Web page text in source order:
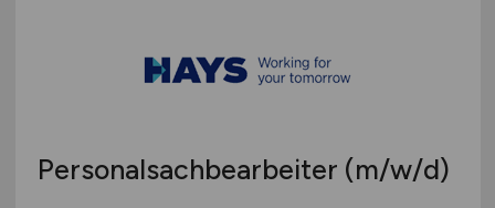
Personalsachbearbeiter (m/w/d)